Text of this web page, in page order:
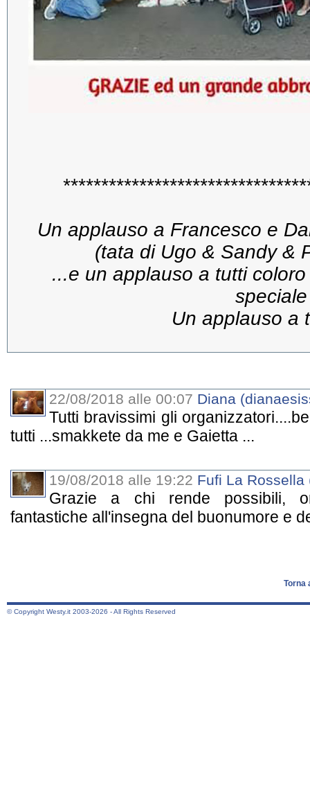
Un applauso a Francesco e
(tata di Ugo & Sandy &
...e un applauso a tutti
Un applauso a
22/08/2018 alle 00:07 Diana
Tutti bravissimi gli
tutti ...smakkete da me e Gaietta ...
19/08/2018 alle 19:22 Fufi La Rossella
Grazie a chi rende possibili,
fantastiche all'insegna del buonumore e
Torna
© Copyright Westy.it 2003-2026 - All Rights Reserved